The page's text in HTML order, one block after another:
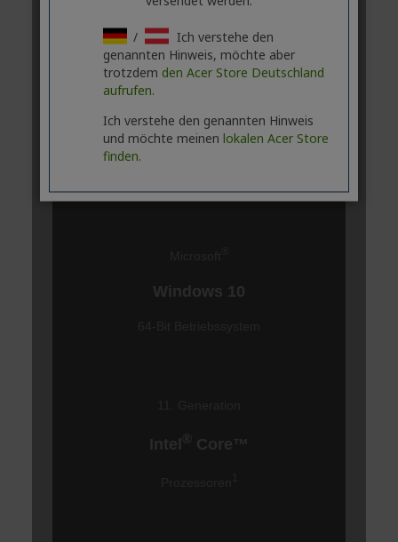
/
Ich verstehe den
genannten Hinweis, möchte aber
trotzdem den Acer Store Deutschland
aufrufen.
Ich verstehe den genannten Hinweis
und möchte meinen lokalen Acer Store
finden.